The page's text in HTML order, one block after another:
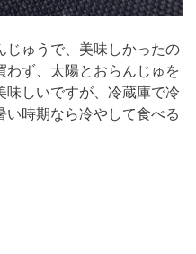
じゅうで、美味しかったの
ず、太陽とおらんじゅを
味しいですが、冷蔵庫で冷
時期なら冷やして食べる